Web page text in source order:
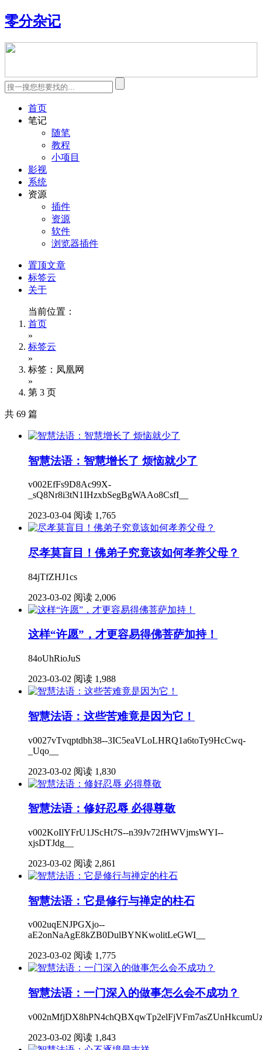
零分杂记
首页
笔记
随笔
教程
小项目
影视
系统
资源
插件
资源
软件
浏览器插件
置顶文章
标签云
关于
当前位置：
首页
»
标签云
»
标签：凤凰网
»
第 3 页
共 69 篇
智慧法语：智慧增长了 烦恼就少了
v002EfFs9D8Ac99X-
_sQ8Nr8i3tN1IHzxbSegBgWAAo8CsfI__
2023-03-04 阅读 1,765
尽孝莫盲目！佛弟子究竟该如何孝养父母？
84jTfZHJ1cs
2023-03-02 阅读 2,006
这样“许愿”，才更容易得佛菩萨加持！
84oUhRioJuS
2023-03-02 阅读 1,988
智慧法语：这些苦难竟是因为它！
v0027vTvqptdbh38--3IC5eaVLoLHRQ1a6toTy9HcCwq-
_Uqo__
2023-03-02 阅读 1,830
智慧法语：修好忍辱 必得尊敬
v002KoIlYFrU1JScHt7S--n39Jv72fHWVjmsWYI--
xjsDTJdg__
2023-03-02 阅读 2,861
智慧法语：它是修行与禅定的柱石
v002uqENJPGXjo--
aE2onNaAgE8kZB0DulBYNKwolitLeGWI__
2023-03-02 阅读 1,775
智慧法语：一门深入的做事怎么会不成功？
2023-03-02 阅读 1,843